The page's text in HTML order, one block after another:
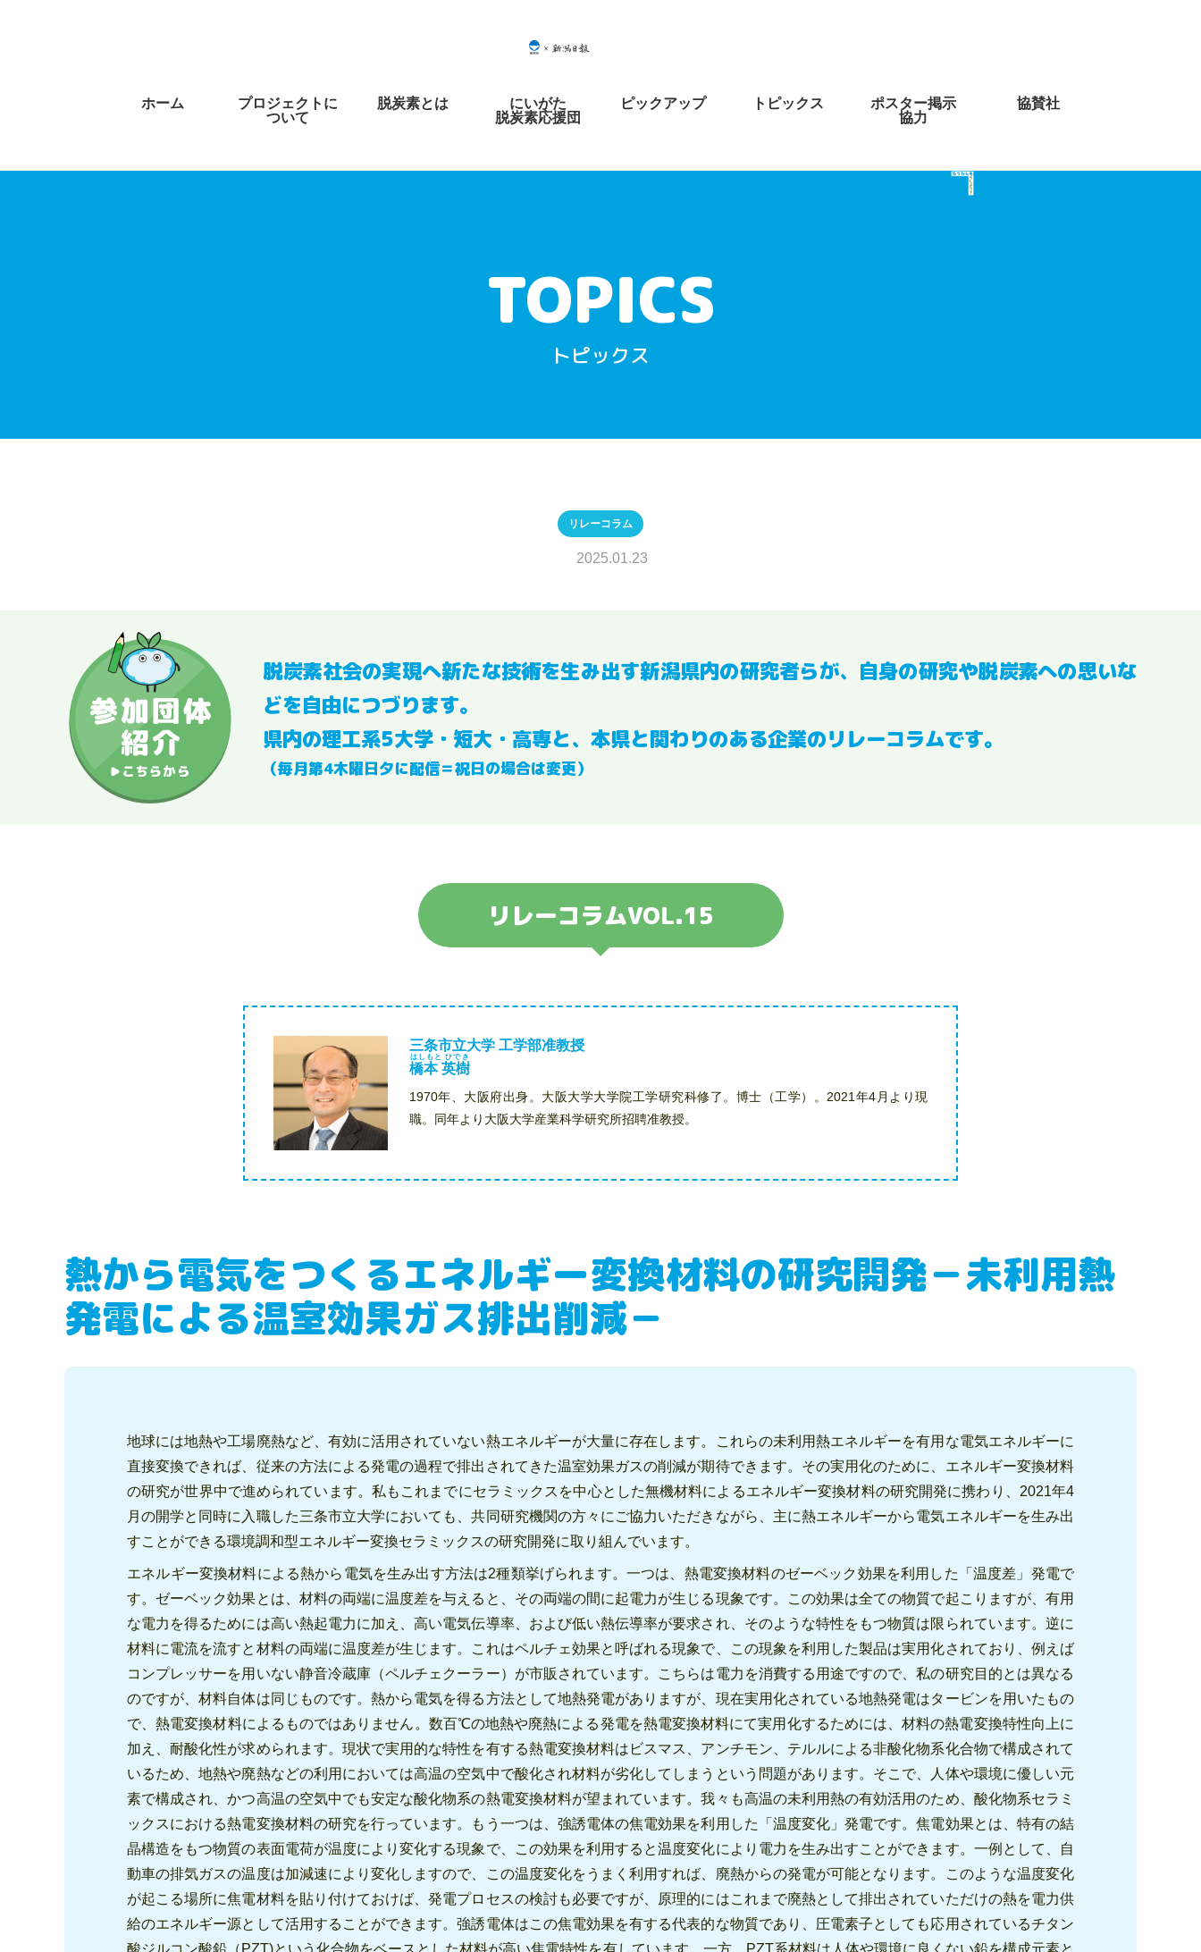
ホーム
プロジェクトに
ついて
脱炭素とは
にいがた
脱炭素応援団
ピックアップ トピックス
ポスター掲示
協力
協賛社
トピックス
リレーコラム
2025.01.23
脱炭素社会の実現へ新たな技術を生み出す新潟県内の研究者らが、自身の研究や脱炭素への思いな
どを自由につづります。
県内の理工系5大学・短大・高専と、本県と関わりのある企業のリレーコラムです。
（毎月第4木曜日夕に配信＝祝日の場合は変更）
リレーコラムVOL.15
三条市立大学 工学部准教授
橋本 英樹
はしもと ひでき
1970年、大阪府出身。大阪大学大学院工学研究科修了。博士（工学）。2021年4月より現
職。同年より大阪大学産業科学研究所招聘准教授。
熱から電気をつくるエネルギー変換材料の研究開発－未利用熱
発電による温室効果ガス排出削減－
地球には地熱や工場廃熱など、有効に活用されていない熱エネルギーが大量に存在します。これらの未利用熱エネルギーを有用な電気エネルギーに
直接変換できれば、従来の方法による発電の過程で排出されてきた温室効果ガスの削減が期待できます。その実用化のために、エネルギー変換材料
の研究が世界中で進められています。私もこれまでにセラミックスを中心とした無機材料によるエネルギー変換材料の研究開発に携わり、2021年4
月の開学と同時に入職した三条市立大学においても、共同研究機関の方々にご協力いただきながら、主に熱エネルギーから電気エネルギーを生み出
すことができる環境調和型エネルギー変換セラミックスの研究開発に取り組んでいます。
エネルギー変換材料による熱から電気を生み出す方法は2種類挙げられます。一つは、熱電変換材料のゼーベック効果を利用した「温度差」発電で
す。ゼーベック効果とは、材料の両端に温度差を与えると、その両端の間に起電力が生じる現象です。この効果は全ての物質で起こりますが、有用
な電力を得るためには高い熱起電力に加え、高い電気伝導率、および低い熱伝導率が要求され、そのような特性をもつ物質は限られています。逆に
材料に電流を流すと材料の両端に温度差が生じます。これはペルチェ効果と呼ばれる現象で、この現象を利用した製品は実用化されており、例えば
コンプレッサーを用いない静音冷蔵庫（ペルチェクーラー）が市販されています。こちらは電力を消費する用途ですので、私の研究目的とは異なる
のですが、材料自体は同じものです。熱から電気を得る方法として地熱発電がありますが、現在実用化されている地熱発電はタービンを用いたもの
で、熱電変換材料によるものではありません。数百℃の地熱や廃熱による発電を熱電変換材料にて実用化するためには、材料の熱電変換特性向上に
加え、耐酸化性が求められます。現状で実用的な特性を有する熱電変換材料はビスマス、アンチモン、テルルによる非酸化物系化合物で構成されて
いるため、地熱や廃熱などの利用においては高温の空気中で酸化され材料が劣化してしまうという問題があります。そこで、人体や環境に優しい元
素で構成され、かつ高温の空気中でも安定な酸化物系の熱電変換材料が望まれています。我々も高温の未利用熱の有効活用のため、酸化物系セラミ
ックスにおける熱電変換材料の研究を行っています。もう一つは、強誘電体の焦電効果を利用した「温度変化」発電です。焦電効果とは、特有の結
晶構造をもつ物質の表面電荷が温度により変化する現象で、この効果を利用すると温度変化により電力を生み出すことができます。一例として、自
動車の排気ガスの温度は加減速により変化しますので、この温度変化をうまく利用すれば、廃熱からの発電が可能となります。このような温度変化
が起こる場所に焦電材料を貼り付けておけば、発電プロセスの検討も必要ですが、原理的にはこれまで廃熱として排出されていただけの熱を電力供
給のエネルギー源として活用することができます。強誘電体はこの焦電効果を有する代表的な物質であり、圧電素子としても応用されているチタン
酸ジルコン酸鉛（PZT)という化合物をベースとした材料が高い焦電特性を有しています。一方、PZT系材料は人体や環境に良くない鉛を構成元素と